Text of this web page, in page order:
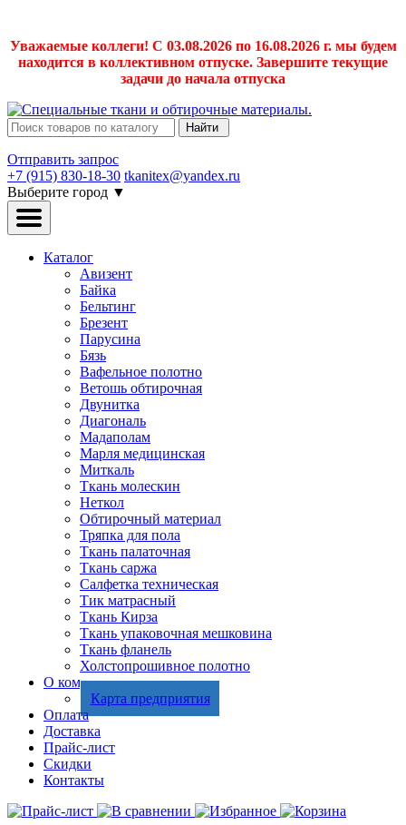
Уважаемые коллеги! С 03.08.2026 по 16.08.2026 г. мы будем
находится в коллективном отпуске. Завершите текущие
задачи до начала отпуска
Найти
Отправить запрос
+7 (915) 830-18-30 tkanitex@yandex.ru
Выберите город ▼
Каталог
Авизент
Байка
Бельтинг
Брезент
Парусина
Бязь
Вафельное полотно
Ветошь обтирочная
Двунитка
Диагональ
Мадаполам
Марля медицинская
Миткаль
Ткань молескин
Неткол
Обтирочный материал
Тряпка для пола
Ткань палаточная
Ткань саржа
Салфетка техническая
Тик матрасный
Ткань Кирза
Ткань упаковочная мешковина
Ткань фланель
Холстопрошивное полотно
О компании
Карта предприятия
Оплата
Доставка
Прайс-лист
Скидки
Контакты